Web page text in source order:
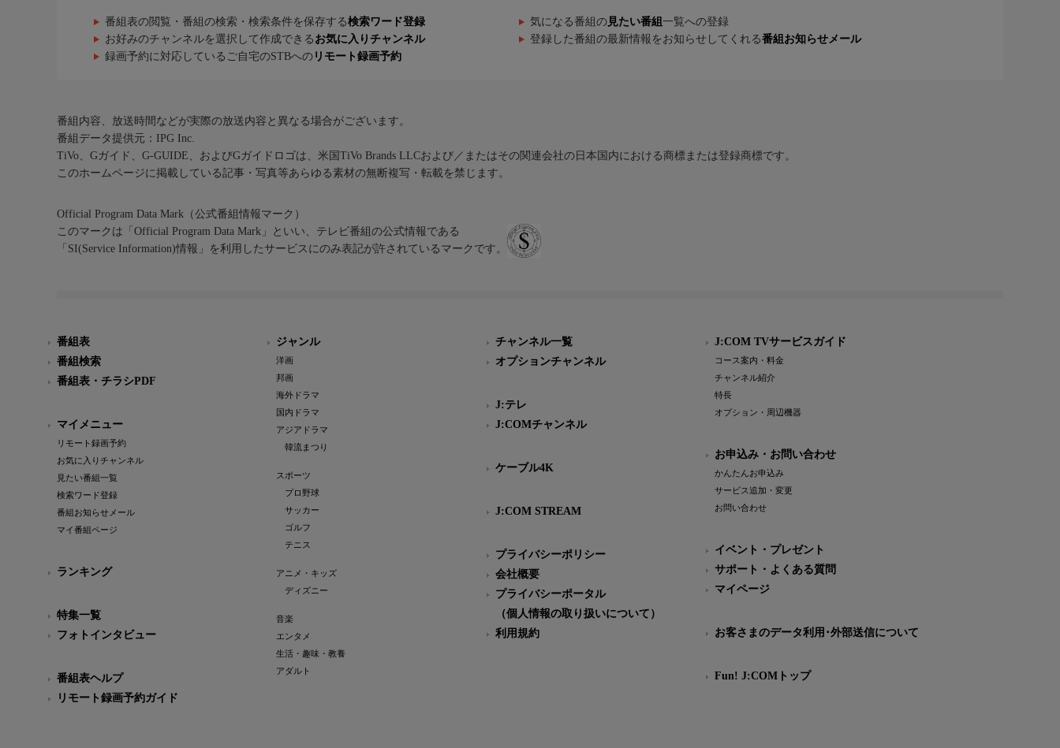
番組表の閲覧・番組の検索・検索条件を保存する検索ワード登録 気になる番組の 見たい番組 一覧への登録
お好みのチャンネルを選択して作成できる お気に入りチャンネル 登録した番組の最新情報をお知らせしてくれる番組お知らせメール
録画予約に対応しているご自宅のSTBへの リモート録画予約
番組内容、放送時間などが実際の放送内容と異なる場合がございます。
番組データ提供元：IPG Inc.
TiVo、Gガイド、G-GUIDE、およびGガイドロゴは、米国TiVo Brands LLCおよび／またはその関連会社の日本国内における商標または登録商標です。
このホームページに掲載している記事・写真等あらゆる素材の無断複写・転載を禁じます。
Official Program Data Mark（公式番組情報マーク）
このマークは「Official Program Data Mark」といい、テレビ番組の公式情報である
「SI(Service Information)情報」を利用したサービスにのみ表記が許されているマークです。
番組表
番組検索
番組表・チラシPDF
マイメニュー
リモート録画予約
お気に入りチャンネル
見たい番組一覧
検索ワード登録
番組お知らせメール
マイ番組ページ
ランキング
特集一覧
フォトインタビュー
番組表ヘルプ
リモート録画予約ガイド
ジャンル
洋画
邦画
海外ドラマ
国内ドラマ
アジアドラマ
韓流まつり
スポーツ
プロ野球
サッカー
ゴルフ
テニス
アニメ・キッズ
ディズニー
音楽
エンタメ
生活・趣味・教養
アダルト
チャンネル一覧
オプションチャンネル
J:テレ
J:COMチャンネル
ケーブル4K
J:COM STREAM
プライバシーポリシー
会社概要
プライバシーポータル
（個人情報の取り扱いについて）
利用規約
J:COM TVサービスガイド
コース案内・料金
チャンネル紹介
特長
オプション・周辺機器
お申込み・お問い合わせ
かんたんお申込み
サービス追加・変更
お問い合わせ
イベント・プレゼント
サポート・よくある質問
マイページ
お客さまのデータ利用･外部送信について
Fun! J:COMトップ